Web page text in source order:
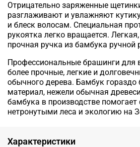
Отрицательно заряженные
разглаживают и увлажняют
и блеск волосам. Специальная
рукоятка легко вращается.
прочная ручка из бамбука ручной
Профессиональные брашинги для
более прочные, легкие и
обычного дерева. Бамбук гораздо
материал, нежели обычная
бамбука в производстве помогает
нетронутыми леса и экологию на
Характеристики